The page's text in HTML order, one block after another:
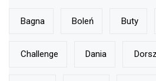
Bagna Boleń Buty
Challenge Dania Dorsz